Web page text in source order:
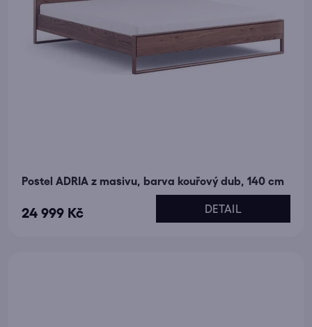
Postel ADRIA z masivu, barva kouřový dub, 140 cm
24 999 Kč DETAIL